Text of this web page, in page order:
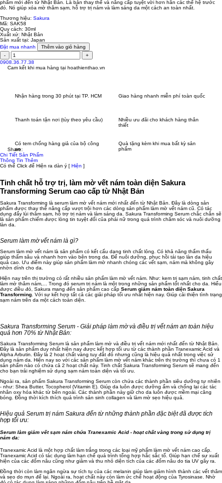
phẩm mới đến từ Nhật Bản. Là bản thay thế và nâng cấp tuyệt vời hơn hẳn các thế hệ trước
đó. Nó giúp xóa mờ thâm sạm, hỗ trợ trị nám và làm sáng da một cách an toàn nhất.
Thương hiệu: Sakura
Mã: SAK58
Quy cách: 30ml
Xuất xứ: Nhật Bản
Sản xuất tại: Japan
Đặt mua nhanh
Thêm vào giỏ hàng
0908.36.77.38
Cam kết khi mua hàng tại hoathienthao.vn
Nhận hàng trong 30 phút tại TP. HCM Giao hàng nhanh miễn phí toàn quốc
Thanh toán tận nơi (tùy theo yêu cầu)
Nhiều ưu đãi cho khách hàng thân
thiết
Có tem chống hàng giả của bộ công
an
Quà tặng kèm khi mua bất kỳ sản
phẩm
Share:
Chi Tiết Sản Phẩm
Thông Tin Thêm
Có thể Click để Hiện ra dàn ý [ Hiện ]
Tinh chất hỗ trợ trị, làm mờ vết nám toàn diện Sakura
Transforming Serum cao cấp từ Nhật Bản
Sakura Transforming là serum làm mờ vết nám mới nhất đến từ Nhật Bản. Đây là dòng sản
phẩm được thay thế nâng cấp vượt trội hơn các dòng sản phẩm làm mờ vết nám cũ. Có tác
dụng đẩy lùi thâm sạm, hỗ trợ trị nám và làm sáng da. Sakura Transforming Serum chắc chắn sẽ
là sản phẩm chiếm được lòng tin tuyệt đối của phái nữ trong quá trình chăm sóc và nuôi dưỡng
làn da.
Serum làm mờ vết nám là gì?
Serum làm mờ vết nám là sản phẩm có kết cấu dạng tinh chất lỏng. Có khả năng thẩm thấu
giúp thấm sâu và nhanh hơn vào bên trong da. Để nuôi dưỡng, phục hồi tái tạo làn da hiệu
quả cao. Ưu điểm này giúp sản phẩm làm mờ nhanh chóng các vết sạm, nám mà không gây
nhờn dính cho da.
Hiện nay trên thị trường có rất nhiều sản phẩm làm mờ vết nám. Như: kem trị sạm nám, tinh chất
làm mờ thâm nám,... Trong đó serum trị nám là một trong những sản phẩm tốt nhất cho da. Hiểu
được điều đó, Sakura mang đến sản phẩm cao cấp Serum giảm nám toàn diện Sakura
Transforming . Với sự kết hợp tất cả các giải pháp tối ưu nhất hiện nay. Giúp cải thiện tình trạng
sạm nám trên da một cách toàn diện.
Sakura Transforming Serum - Giải pháp làm mờ và điều trị vết nám an toàn hiệu
quả hơn 70% từ Nhật Bản:
Sakura Transforming Serum là sản phẩm làm mờ và điều trị vết nám mới nhất đến từ Nhật Bản.
Đây là sản phẩm duy nhất hiện nay được kết hợp tối ưu từ các thành phần Tranexamic Acid và
Alpha Arbutin. Đây là 2 hoạt chất vàng tuy đắt đỏ nhưng cũng là hiệu quả nhất trong việc sử
dụng nám da. Hiện nay so với các sản phẩm làm mờ vết nám khác trên thị trường thì chưa có 1
sản phẩm nào có chứa cả 2 hoạt chất này. Tinh chất Sakura Transforming Serum sẽ mang đến
cho bạn trải nghiệm sử dụng sạm nám toàn diện và tối ưu.
Ngoài ra, sản phẩm Sakura Transforming Serum còn chứa các thành phần siêu dưỡng tự nhiên
- như: Shea Butter, Tocopherol (Vitamin E). Giúp da luôn được dưỡng ẩm và chống lại các tác
nhân oxy hóa khác từ bên ngoài. Các thành phần này giữ cho da luôn được mềm mại căng
bóng. Đồng thời kích thích quá trình sản sinh collagen và làm mờ sẹo hiệu quả.
Hiệu quả Serum trị nám Sakura đến từ những thành phần đặc biệt đã được tích
hợp tối ưu:
Serum làm giảm vết sạm nám chứa Tranexamic Acid - hoạt chất vàng trong sử dụng trị
nám da:
Tranexamic Acid là một hợp chất làm trắng trong các loại mỹ phẩm làm mờ vết nám cao cấp.
Tranexamic Acid có tác dụng làm hạn chế quá trình tổng hợp hắc sắc tố. Giúp hạn chế sự xuất
hiện của các đốm nâu cũng như giảm và thu nhỏ diện tích của các đốm nâu do tia UV gây ra.
Đồng thời còn làm ngăn ngừa sự tích tụ của các melanin giúp làm giảm hình thành các vết thâm
và sẹo do mụn để lại. Ngoài ra, hoạt chất này còn làm ức chế hoạt động của Tyrosinase. Nhờ